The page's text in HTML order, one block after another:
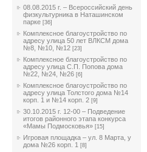
08.08.2015 г. – Всероссийский день
физкультурника в Наташинском
парке [36]
Комплексное благоустройство по
адресу улица 50 лет ВЛКСМ дома
№8, №10, №12 [23]
Комплексное благоустройство по
адресу улица С.П. Попова дома
№22, №24, №26 [6]
Комплексное благоустройство по
адресу улица Толстого дома №14
корп. 1 и №14 корп. 2 [9]
30.10.2015 г. 12-00 – Подведение
итогов районного этапа конкурса
«Мамы Подмосковья» [15]
Игровая площадка – ул. 8 Марта, у
дома №26 корп. 1 [8]